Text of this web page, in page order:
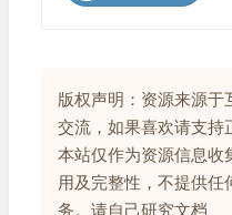
版权声明：资源来源于
交流，如果喜欢请支持
本站仅作为资源信息收
用及完整性，不提供任
务。请自己研究文档